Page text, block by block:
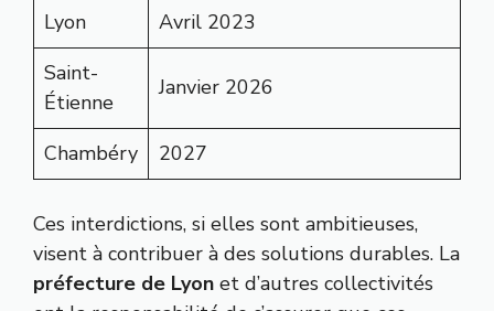
Lyon
Avril 2023
Saint-
Étienne
Janvier 2026
Chambéry 2027
Ces interdictions, si elles sont ambitieuses,
visent à contribuer à des solutions durables. La
préfecture de Lyon et d’autres collectivités